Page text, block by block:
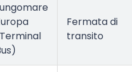
Fermata di
transito